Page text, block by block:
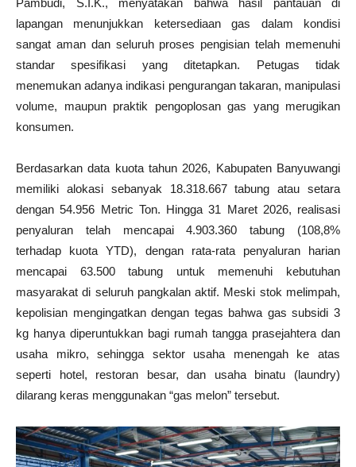
lapangan menunjukkan ketersediaan gas dalam kondisi
sangat aman dan seluruh proses pengisian telah memenuhi
standar spesifikasi yang ditetapkan. Petugas tidak
menemukan adanya indikasi pengurangan takaran, manipulasi
volume, maupun praktik pengoplosan gas yang merugikan
konsumen.
Berdasarkan data kuota tahun 2026, Kabupaten Banyuwangi
memiliki alokasi sebanyak 18.318.667 tabung atau setara
dengan 54.956 Metric Ton. Hingga 31 Maret 2026, realisasi
penyaluran telah mencapai 4.903.360 tabung (108,8%
terhadap kuota YTD), dengan rata-rata penyaluran harian
mencapai 63.500 tabung untuk memenuhi kebutuhan
masyarakat di seluruh pangkalan aktif. Meski stok melimpah,
kepolisian mengingatkan dengan tegas bahwa gas subsidi 3
kg hanya diperuntukkan bagi rumah tangga prasejahtera dan
usaha mikro, sehingga sektor usaha menengah ke atas
seperti hotel, restoran besar, dan usaha binatu (laundry)
dilarang keras menggunakan “gas melon” tersebut.